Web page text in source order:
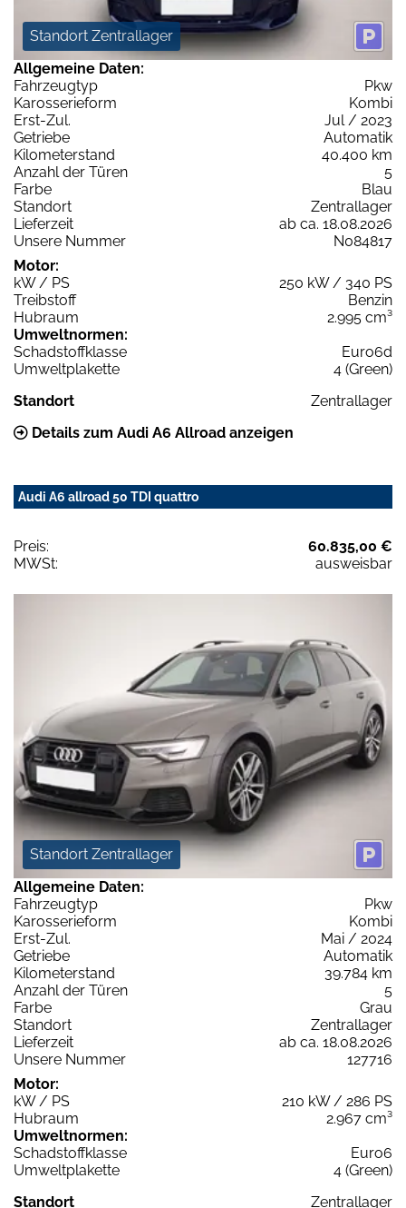
Standort Zentrallager
Allgemeine Daten:
Fahrzeugtyp
Pkw
Karosserieform
Kombi
Erst-Zul.
Jul / 2023
Getriebe
Automatik
Kilometerstand
40.400 km
Anzahl der Türen
5
Farbe
Blau
Standort
Zentrallager
Lieferzeit
ab ca. 18.08.2026
Unsere Nummer
N084817
Motor:
kW / PS
250 kW / 340 PS
Treibstoff
Benzin
Hubraum
2.995 cm³
Umweltnormen:
Schadstoffklasse
Euro6d
Umweltplakette
4 (Green)
Standort
Zentrallager
Details zum Audi A6 Allroad anzeigen
Audi A6 allroad 50 TDI quattro
Preis:
60.835,00 €
MWSt:
ausweisbar
Standort Zentrallager
Allgemeine Daten:
Fahrzeugtyp
Pkw
Karosserieform
Kombi
Erst-Zul.
Mai / 2024
Getriebe
Automatik
Kilometerstand
39.784 km
Anzahl der Türen
5
Farbe
Grau
Standort
Zentrallager
Lieferzeit
ab ca. 18.08.2026
Unsere Nummer
127716
Motor:
kW / PS
210 kW / 286 PS
Hubraum
2.967 cm³
Umweltnormen:
Schadstoffklasse
Euro6
Umweltplakette
4 (Green)
Standort
Zentrallager